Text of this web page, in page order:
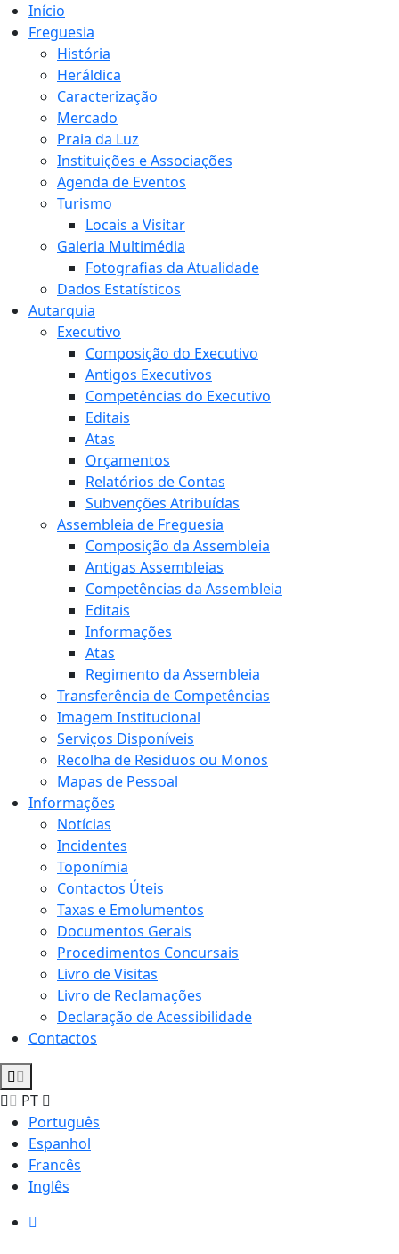
Início
Freguesia
História
Heráldica
Caracterização
Mercado
Praia da Luz
Instituições e Associações
Agenda de Eventos
Turismo
Locais a Visitar
Galeria Multimédia
Fotografias da Atualidade
Dados Estatísticos
Autarquia
Executivo
Composição do Executivo
Antigos Executivos
Competências do Executivo
Editais
Atas
Orçamentos
Relatórios de Contas
Subvenções Atribuídas
Assembleia de Freguesia
Composição da Assembleia
Antigas Assembleias
Competências da Assembleia
Editais
Informações
Atas
Regimento da Assembleia
Transferência de Competências
Imagem Institucional
Serviços Disponíveis
Recolha de Residuos ou Monos
Mapas de Pessoal
Informações
Notícias
Incidentes
Toponímia
Contactos Úteis
Taxas e Emolumentos
Documentos Gerais
Procedimentos Concursais
Livro de Visitas
Livro de Reclamações
Declaração de Acessibilidade
Contactos
PT
Português
Espanhol
Francês
Inglês